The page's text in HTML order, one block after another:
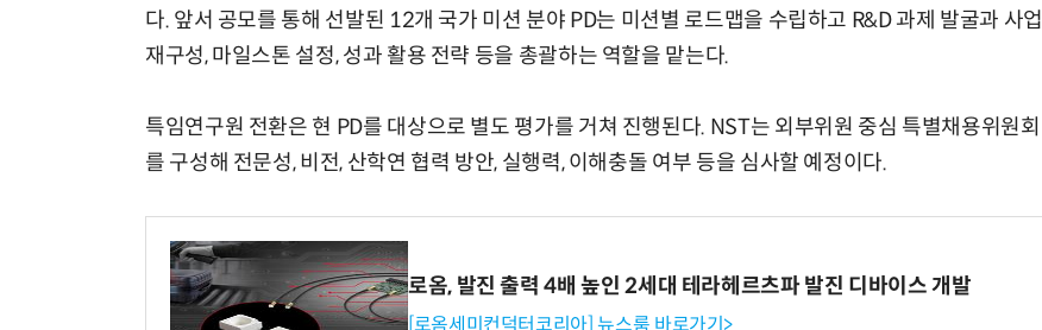
다. 앞서 공모를 통해 선발된 12개 국가 미션 분야 PD는 미션별 로드맵을 수립하고 R&D 과제 발굴과 사업
재구성, 마일스톤 설정, 성과 활용 전략 등을 총괄하는 역할을 맡는다.
특임연구원 전환은 현 PD를 대상으로 별도 평가를 거쳐 진행된다. NST는 외부위원 중심 특별채용위원회
를 구성해 전문성, 비전, 산학연 협력 방안, 실행력, 이해충돌 여부 등을 심사할 예정이다.
로옴, 발진 출력 4배 높인 2세대 테라헤르츠파 발진 디바이스 개발
[로옴세미컨덕터코리아] 뉴스룸 바로가기>